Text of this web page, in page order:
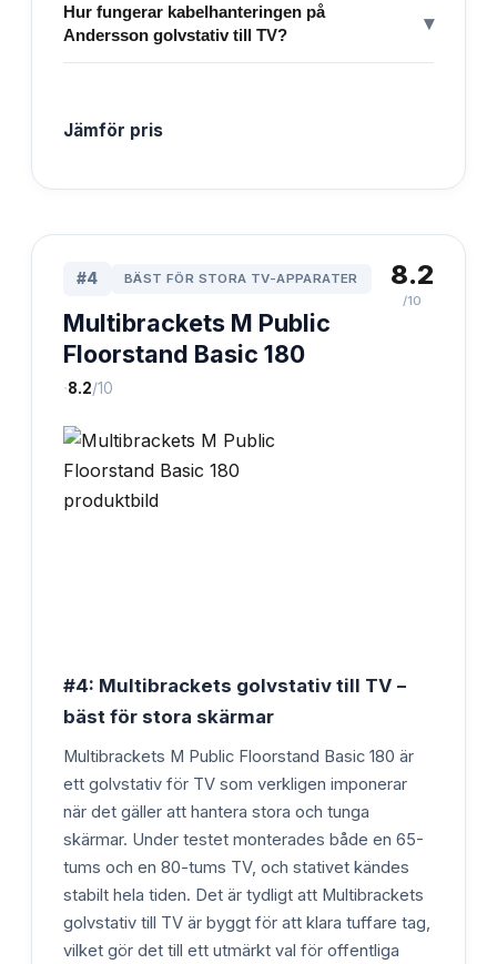
Hur fungerar kabelhanteringen på
Andersson golvstativ till TV?
▾
Jämför pris
#4 BÄST FÖR STORA TV-APPARATER
Multibrackets M Public
Floorstand Basic 180
·8.2/10
8.2
/10
#4: Multibrackets golvstativ till TV –
bäst för stora skärmar
Multibrackets M Public Floorstand Basic 180 är
ett golvstativ för TV som verkligen imponerar
när det gäller att hantera stora och tunga
skärmar. Under testet monterades både en 65-
tums och en 80-tums TV, och stativet kändes
stabilt hela tiden. Det är tydligt att Multibrackets
golvstativ till TV är byggt för att klara tuffare tag,
vilket gör det till ett utmärkt val för offentliga